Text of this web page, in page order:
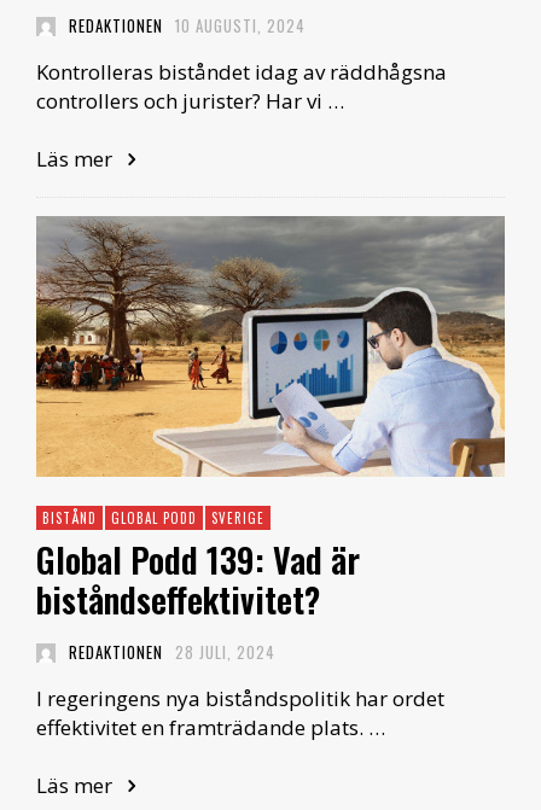
REDAKTIONEN 10 AUGUSTI, 2024
Kontrolleras biståndet idag av räddhågsna
controllers och jurister? Har vi …
Läs mer
BISTÅND GLOBAL PODD SVERIGE
Global Podd 139: Vad är
biståndseffektivitet?
REDAKTIONEN 28 JULI, 2024
I regeringens nya biståndspolitik har ordet
effektivitet en framträdande plats. …
Läs mer